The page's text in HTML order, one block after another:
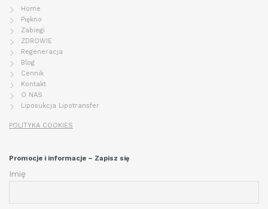
Home
Piękno
Zabiegi
ZDROWIE
Regeneracja
Blog
Cennik
Kontakt
O NAS
Liposukcja Lipotransfer
POLITYKA COOKIES
Promocje i informacje – Zapisz się
Imię